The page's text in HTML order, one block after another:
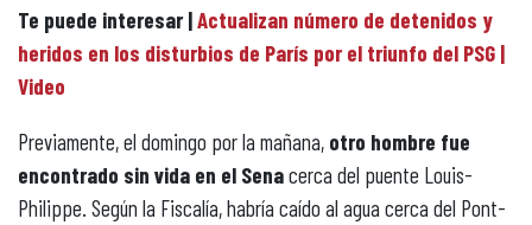
Te puede interesar |Actualizan número de detenidos y
heridos en los disturbios de París por el triunfo del PSG |
Video
Previamente, el domingo por la mañana, otro hombre fue
encontrado sin vida en el Senacerca del puente Louis-
Philippe. Según la Fiscalía, habría caído al agua cerca del Pont-